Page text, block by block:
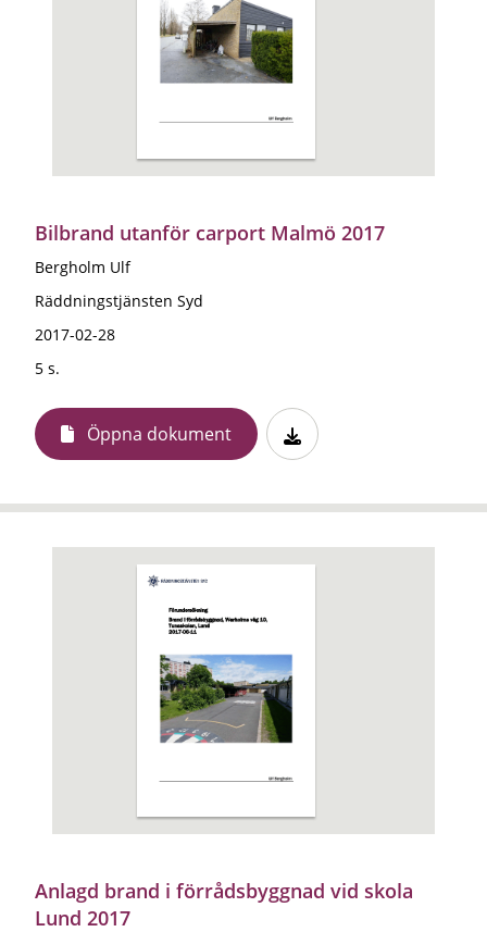
Bilbrand utanför carport Malmö 2017
Bergholm Ulf
Räddningstjänsten Syd
2017-02-28
5 s.
Öppna dokument
Anlagd brand i förrådsbyggnad vid skola
Lund 2017